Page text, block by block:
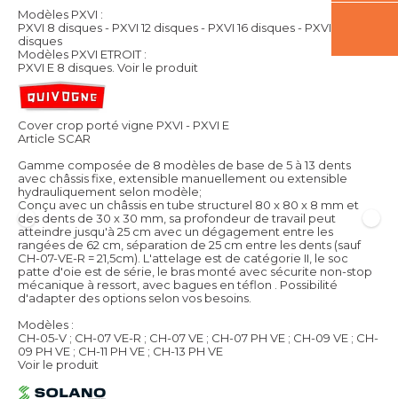
Modèles PXVI :
PXVI 8 disques - PXVI 12 disques - PXVI 16 disques - PXVI 20
disques
Modèles PXVI ETROIT :
PXVI E 8 disques. Voir le produit
Cover crop porté vigne PXVI - PXVI E
Article SCAR
Gamme composée de 8 modèles de base de 5 à 13 dents
avec châssis fixe, extensible manuellement ou extensible
hydrauliquement selon modèle;
Conçu avec un châssis en tube structurel 80 x 80 x 8 mm et
des dents de 30 x 30 mm, sa profondeur de travail peut
atteindre jusqu'à 25 cm avec un dégagement entre les
rangées de 62 cm, séparation de 25 cm entre les dents (sauf
CH-07-VE-R = 21,5cm). L'attelage est de catégorie II, le soc
patte d'oie est de série, le bras monté avec sécurite non-stop
mécanique à ressort, avec bagues en téflon . Possibilité
d'adapter des options selon vos besoins.
Modèles :
CH-05-V ; CH-07 VE-R ; CH-07 VE ; CH-07 PH VE ; CH-09 VE ; CH-
09 PH VE ; CH-11 PH VE ; CH-13 PH VE
Voir le produit